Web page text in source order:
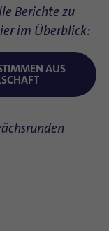
Berichte zu
im Überblick:
AUS